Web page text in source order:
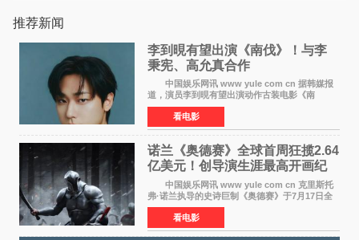
推荐新闻
李到晛有望出演《南伐》！与李
秉宪、高允真合作
中国娱乐网讯 www yule com cn 据韩媒报
道，演员李到晛有望出演动作古装电影《南
伐》，与李秉宪、高允真合作，引发关注。
该片为动作古装片，讲述朝鲜初期，为了解救被
倭寇绑走的俘虏，9
看电影
诺兰《奥德赛》全球首周狂揽2.64
亿美元！创导演生涯最高开画纪
中国娱乐网讯 www yule com cn 克里斯托
弗·诺兰执导的史诗巨制《奥德赛》于7月17日全
球上映，首周末票房表现远超预期——北美首周
三天粗报1 245亿美元（开画3919馆），全球首周
2 641亿美元
看电影